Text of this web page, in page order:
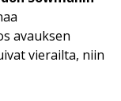
avauksen
vierailta, niin